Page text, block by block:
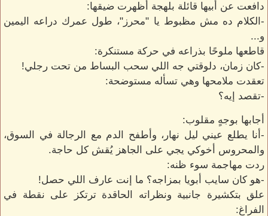
دافعت عن أبيها قائلة بلهجة أظهرت ضيقها:
-الكلام ده مش مظبوط يا "محرز"، طول عمرك دراعه اليمين
و...
قاطعها ملوحًا بذراعه في حركة مستنكرة:
-كان زمان، دلوقتي جه اللي سحب البساط من تحت رجلي!
تعقدت ملامحها وهي تسأله مستوضحة:
-تقصد إيه؟
أجابها بوجهٍ مقلوب:
-أنا يطلع عيني ليل نهار، وأطفح الدم مع الرجالة في السوق،
والمحروس أخوكي يجي على الجاهز يُقش كل حاجة.
ردت مهاجمة سوء ظنه:
-هو كان سايب أبويا بمزاجه؟ ما إنت عارف اللي حصل!
علق بتكشيرة جانبية ونظراته الحاقدة ترتكز على نقطة في
الفراغ: